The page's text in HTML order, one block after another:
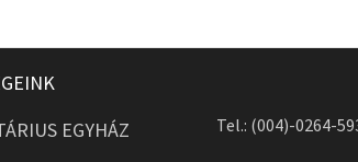
EGYHÁZ
Tel.: (004)-0264-